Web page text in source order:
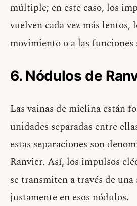
múltiple; en este caso, los
vuelven cada vez más lentos,
movimiento o a las funciones
6. Nódulos de
Las vainas de mielina están
unidades separadas entre
estas separaciones son
Ranvier. Así, los impulsos
se transmiten a través de
justamente en esos nódulos.